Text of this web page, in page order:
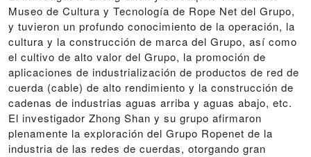
Museo de Cultura y Tecnología de Rope Net del Grupo,
y tuvieron un profundo conocimiento de la operación, la
cultura y la construcción de marca del Grupo, así como
el cultivo de alto valor del Grupo, la promoción de
aplicaciones de industrialización de productos de red de
cuerda (cable) de alto rendimiento y la construcción de
cadenas de industrias aguas arriba y aguas abajo, etc.
El investigador Zhong Shan y su grupo afirmaron
plenamente la exploración del Grupo Ropenet de la
industria de las redes de cuerdas, otorgando gran